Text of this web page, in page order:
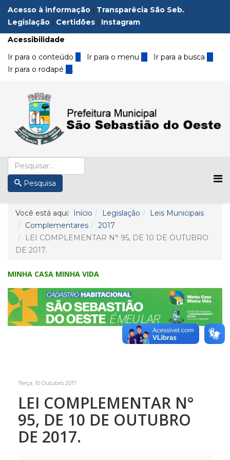
Acesso à informação | Transparêcia São Seb. |
Legislação | Certidões | Instagram
Acessibilidade
Ir para o conteúdo 1 Ir para o menu 2 Ir para a busca3
Ir para o rodapé 4 .
Pesquisa
Você está aqui: Início Legislação
Leis Municipais
Complementares
2017
LEI COMPLEMENTAR N° 95, DE 10 DE OUTUBRO
DE 2017.
MINHA CASA MINHA VIDA
Terça, 10 Outubro 2017
LEI COMPLEMENTAR N°
95, DE 10 DE OUTUBRO
DE 2017.